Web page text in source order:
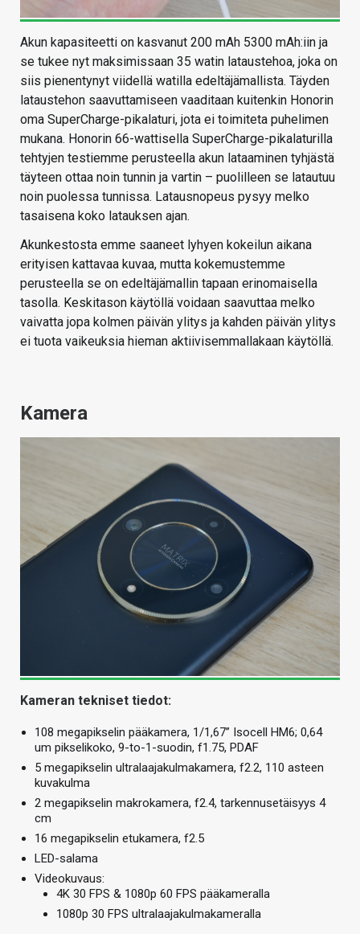
Akun kapasiteetti on kasvanut 200 mAh 5300 mAh:iin ja
se tukee nyt maksimissaan 35 watin lataustehoa, joka on
siis pienentynyt viidellä watilla edeltäjämallista. Täyden
lataustehon saavuttamiseen vaaditaan kuitenkin Honorin
oma SuperCharge-pikalaturi, jota ei toimiteta puhelimen
mukana. Honorin 66-wattisella SuperCharge-pikalaturilla
tehtyjen testiemme perusteella akun lataaminen tyhjästä
täyteen ottaa noin tunnin ja vartin – puolilleen se latautuu
noin puolessa tunnissa. Latausnopeus pysyy melko
tasaisena koko latauksen ajan.
Akunkestosta emme saaneet lyhyen kokeilun aikana
erityisen kattavaa kuvaa, mutta kokemustemme
perusteella se on edeltäjämallin tapaan erinomaisella
tasolla. Keskitason käytöllä voidaan saavuttaa melko
vaivatta jopa kolmen päivän ylitys ja kahden päivän ylitys
ei tuota vaikeuksia hieman aktiivisemmallakaan käytöllä.
Kamera
Kameran tekniset tiedot:
108 megapikselin pääkamera, 1/1,67” Isocell HM6; 0,64
um pikselikoko, 9-to-1-suodin, f1.75, PDAF
5 megapikselin ultralaajakulmakamera, f2.2, 110 asteen
kuvakulma
2 megapikselin makrokamera, f2.4, tarkennusetäisyys 4
cm
16 megapikselin etukamera, f2.5
LED-salama
Videokuvaus:
4K 30 FPS & 1080p 60 FPS pääkameralla
1080p 30 FPS ultralaajakulmakameralla